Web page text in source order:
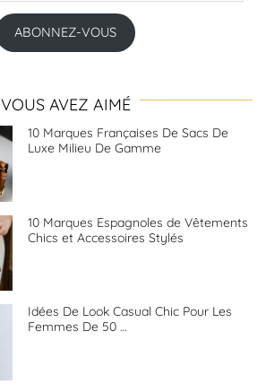
ABONNEZ-VOUS
VOUS AVEZ AIMÉ
10 Marques Françaises De Sacs De
Luxe Milieu De Gamme
10 Marques Espagnoles de Vêtements
Chics et Accessoires Stylés
Idées De Look Casual Chic Pour Les
Femmes De 50 …